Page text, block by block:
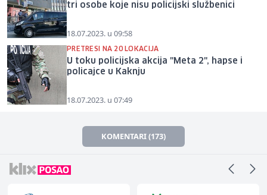
tri osobe koje nisu policijski službenici
18.07.2023. u 09:58
PRETRESI NA 20 LOKACIJA
U toku policijska akcija "Meta 2", hapse i
policajce u Kaknju
18.07.2023. u 07:49
KOMENTARI (173)